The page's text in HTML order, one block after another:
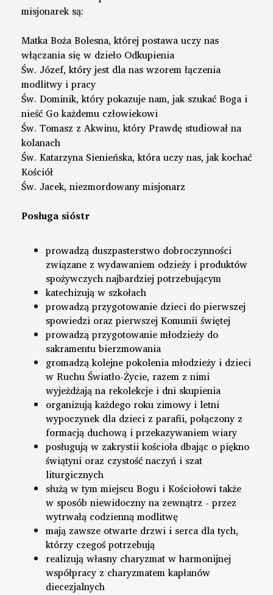
misjonarek są:
Matka Boża Bolesna, której postawa uczy nas
włączania się w dzieło Odkupienia
Św. Józef, który jest dla nas wzorem łączenia
modlitwy i pracy
Św. Dominik, który pokazuje nam, jak szukać Boga i
nieść Go każdemu człowiekowi
Św. Tomasz z Akwinu, który Prawdę studiował na
kolanach
Św. Katarzyna Sienieńska, która uczy nas, jak kochać
Kościół
Św. Jacek, niezmordowany misjonarz
Posługa sióstr
prowadzą duszpasterstwo dobroczynności
związane z wydawaniem odzieży i produktów
spożywczych najbardziej potrzebującym
katechizują w szkołach
prowadzą przygotowanie dzieci do pierwszej
spowiedzi oraz pierwszej Komunii świętej
prowadzą przygotowanie młodzieży do
sakramentu bierzmowania
gromadzą kolejne pokolenia młodzieży i dzieci
w Ruchu Światło-Życie, razem z nimi
wyjeżdżają na rekolekcje i dni skupienia
organizują każdego roku zimowy i letni
wypoczynek dla dzieci z parafii, połączony z
formacją duchową i przekazywaniem wiary
posługują w zakrystii kościoła dbając o piękno
świątyni oraz czystość naczyń i szat
liturgicznych
służą w tym miejscu Bogu i Kościołowi także
w sposób niewidoczny na zewnątrz - przez
wytrwałą codzienną modlitwę
mają zawsze otwarte drzwi i serca dla tych,
którzy czegoś potrzebują
realizują własny charyzmat w harmonijnej
współpracy z charyzmatem kapłanów
diecezjalnych